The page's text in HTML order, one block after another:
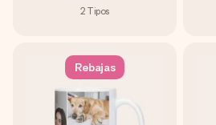
2 Tipos
Rebajas